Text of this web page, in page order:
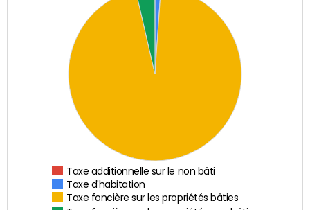
Taxe additionnelle sur le non bâti
Taxe d'habitation
Taxe foncière sur les propriétés bâties